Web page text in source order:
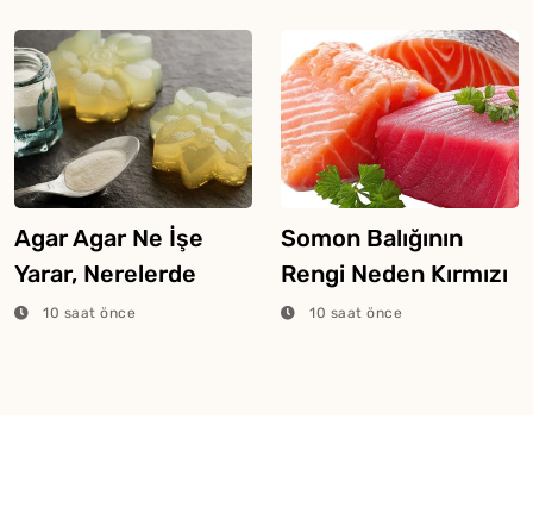
Agar Agar Ne İşe
Yarar, Nerelerde
Kullanılır?
10 saat önce
Somon Balığının
Rengi Neden Kırmızı
Veya Pembe Olur?
10 saat önce